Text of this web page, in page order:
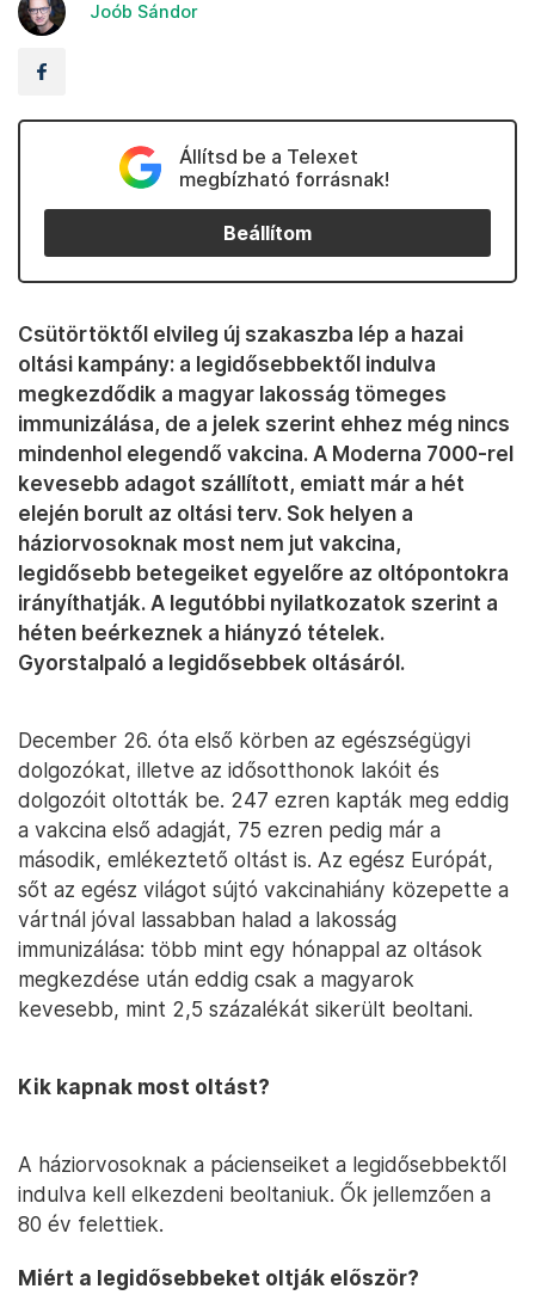
Joób Sándor
Állítsd be a Telexet
megbízható forrásnak!
Beállítom
Csütörtöktől elvileg új szakaszba lép a hazai
oltási kampány: a legidősebbektől indulva
megkezdődik a magyar lakosság tömeges
immunizálása, de a jelek szerint ehhez még nincs
mindenhol elegendő vakcina. A Moderna 7000-rel
kevesebb adagot szállított, emiatt már a hét
elején borult az oltási terv. Sok helyen a
háziorvosoknak most nem jut vakcina,
legidősebb betegeiket egyelőre az oltópontokra
irányíthatják. A legutóbbi nyilatkozatok szerint a
héten beérkeznek a hiányzó tételek.
Gyorstalpaló a legidősebbek oltásáról.
December 26. óta első körben az egészségügyi
dolgozókat, illetve az idősotthonok lakóit és
dolgozóit oltották be. 247 ezren kapták meg eddig
a vakcina első adagját, 75 ezren pedig már a
második, emlékeztető oltást is. Az egész Európát,
sőt az egész világot sújtó vakcinahiány közepette a
vártnál jóval lassabban halad a lakosság
immunizálása: több mint egy hónappal az oltások
megkezdése után eddig csak a magyarok
kevesebb, mint 2,5 százalékát sikerült beoltani.
Kik kapnak most oltást?
A háziorvosoknak a pácienseiket a legidősebbektől
indulva kell elkezdeni beoltaniuk. Ők jellemzően a
80 év felettiek.
Miért a legidősebbeket oltják először?